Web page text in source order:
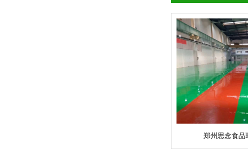
郑州思念食品
郑州思念食品环氧自流平地
成功案例
立即询问